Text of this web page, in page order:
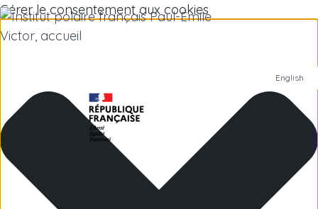
Gérer le consentement aux cookies
Institut polaire
Recherche scientifique
English